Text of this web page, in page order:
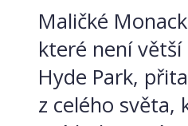
Maličké
které není
Hyde Park,
z celého světa,